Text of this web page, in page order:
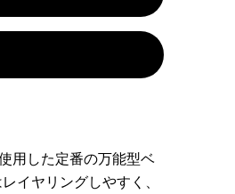
用した定番の万能型ベ
イヤリングしやすく、